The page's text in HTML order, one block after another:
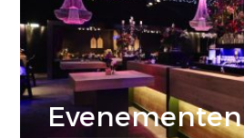
Evenementen